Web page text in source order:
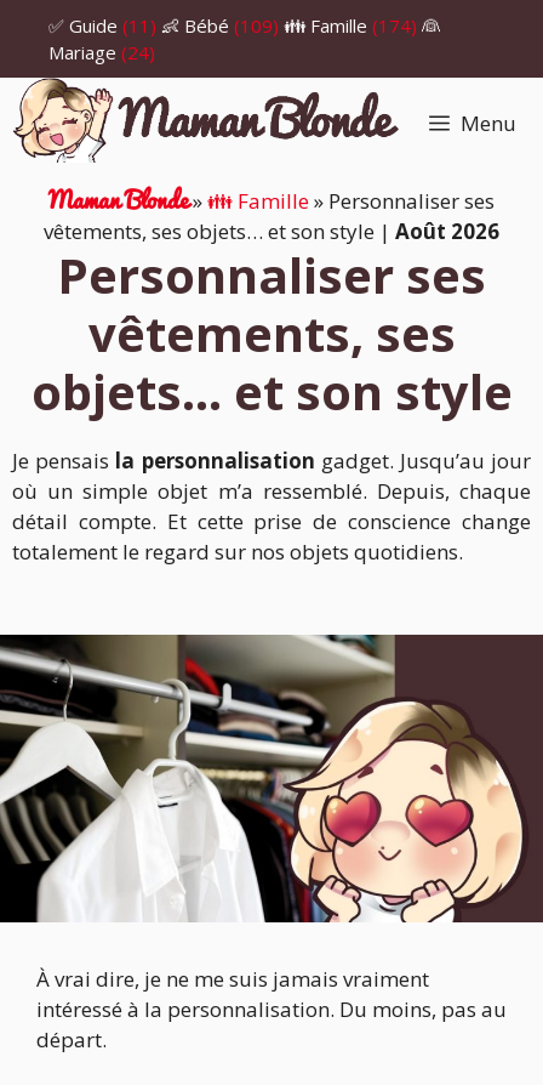
contenu
✅ Guide (11) 👶 Bébé (109) 👪 Famille (174) 👰
Mariage (24)
Menu
Maman Blonde»👪 Famille» Personnaliser ses
vêtements, ses objets… et son style | Août 2026
Personnaliser ses
vêtements, ses
objets… et son style
Je pensais la personnalisation gadget. Jusqu’au jour
où un simple objet m’a ressemblé. Depuis, chaque
détail compte. Et cette prise de conscience change
totalement le regard sur nos objets quotidiens.
À vrai dire, je ne me suis jamais vraiment
intéressé à la personnalisation. Du moins, pas au
départ.